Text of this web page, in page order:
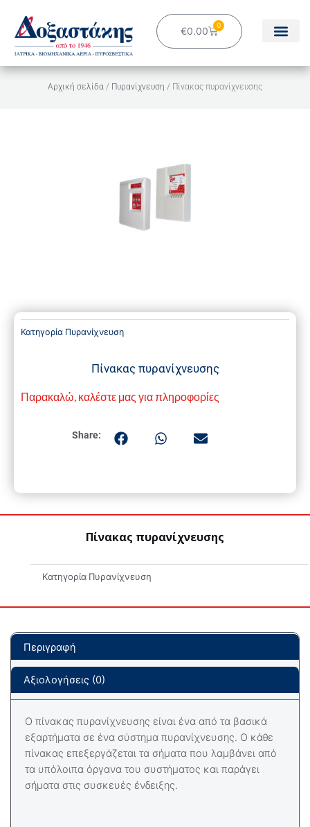
περιεχόμενο
€0.00 0
Cart
Αρχική σελίδα / Πυρανίχνευση / Πίνακας πυρανίχνευσης
Κατηγορία Πυρανίχνευση
Πίνακας πυρανίχνευσης
Παρακαλώ, καλέστε μας για πληροφορίες
Share:
Πίνακας πυρανίχνευσης
Κατηγορία Πυρανίχνευση
Περιγραφή
Αξιολογήσεις (0)
Ο πίνακας πυρανίχνευσης είναι ένα από τα βασικά
εξαρτήματα σε ένα σύστημα πυρανίχνευσης. Ο κάθε
πίνακας επεξεργάζεται τα σήματα που λαμβάνει από
τα υπόλοιπα όργανα του συστήματος και παράγει
σήματα στις συσκευές ένδειξης.